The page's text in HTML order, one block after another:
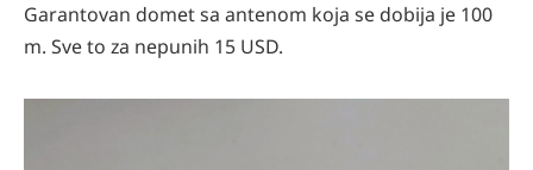
Garantovan domet sa antenom koja se dobija je 100
m. Sve to za nepunih 15 USD.